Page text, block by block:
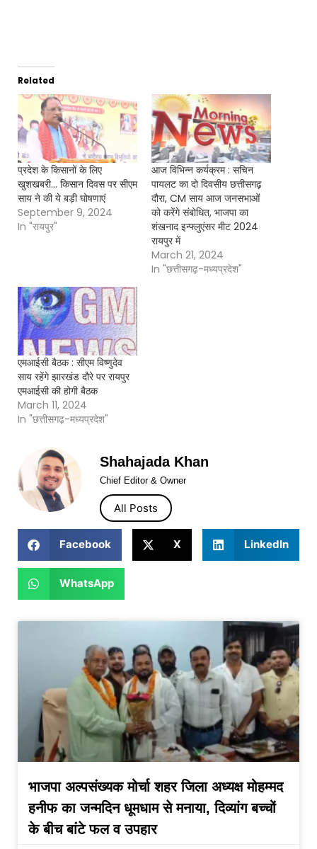
Related
प्रदेश के किसानों के लिए
खुशखबरी… किसान दिवस पर सीएम
साय ने की ये बड़ी घोषणाएं
September 9, 2024
In "रायपुर"
आज विभिन्न कर्यक्रम : सचिन
पायलट का दो दिवसीय छत्तीसगढ़
दौरा, CM साय आज जनसभाओं
को करेंगे संबोधित, भाजपा का
शंखनाद इन्फ्लुएंसर मीट 2024
रायपुर में
March 21, 2024
In "छत्तीसगढ़-मध्यप्रदेश"
एमआईसी बैठक : सीएम विष्णुदेव
साय रहेंगे झारखंड दौरे पर रायपुर
एमआईसी की होगी बैठक
March 11, 2024
In "छत्तीसगढ़-मध्यप्रदेश"
Shahajada Khan
Chief Editor & Owner
All Posts
Facebook X LinkedIn
WhatsApp
भाजपा अल्पसंख्यक मोर्चा शहर जिला अध्यक्ष मोहम्मद
हनीफ का जन्मदिन धूमधाम से मनाया, दिव्यांग बच्चों
के बीच बांटे फल व उपहार